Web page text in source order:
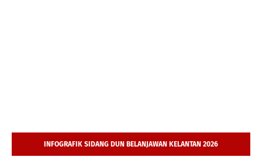
INFOGRAFIK SIDANG DUN BELANJAWAN KELANTAN 2026